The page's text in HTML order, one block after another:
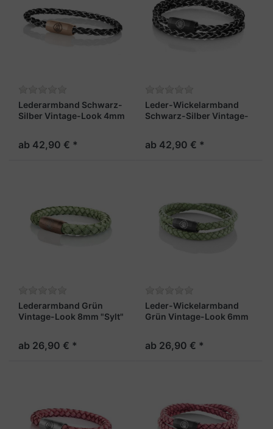
Lederarmband Schwarz-
Silber Vintage-Look 4mm
ab 42,90 € *
Leder-Wickelarmband
Schwarz-Silber Vintage-
ab 42,90 € *
Lederarmband Grün
Vintage-Look 8mm "Sylt"
ab 26,90 € *
Leder-Wickelarmband
Grün Vintage-Look 6mm
ab 26,90 € *